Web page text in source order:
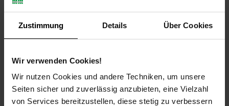
Zustimmung Details Über Cookies
Wir verwenden Cookies!
Wir nutzen Cookies und andere Techniken, um unsere
Seiten sicher und zuverlässig anzubieten, eine Vielzahl
von Services bereitzustellen, diese stetig zu verbessern
PAYBACK
Payback Punkte Basis°Punkte:
34
Extra°Punkte:
0